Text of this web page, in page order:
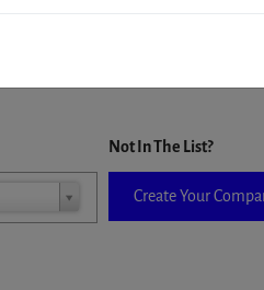
selected it will auto-complete the
Not In The List?
Create Your